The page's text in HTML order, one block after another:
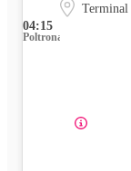
04:15
Terminal
Poltrona